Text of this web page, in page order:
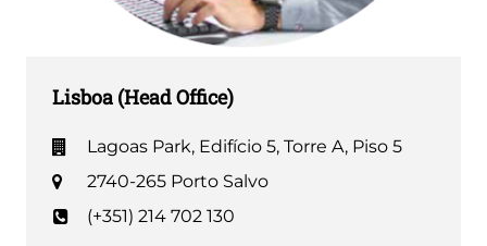
Lisboa (Head Office)
Lagoas Park, Edifício 5, Torre A, Piso 5
2740-265 Porto Salvo
(+351) 214 702 130